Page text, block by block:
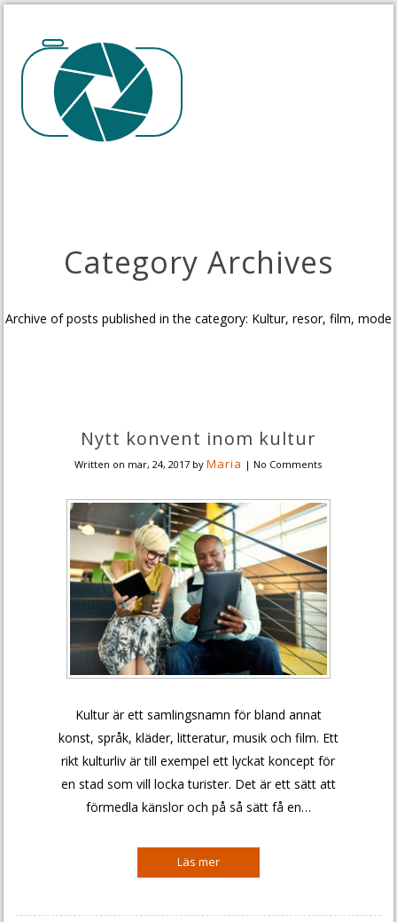
Category Archives
Archive of posts published in the category: Kultur, resor, film, mode
Nytt konvent inom kultur
Written on mar, 24, 2017 byMaria | No Comments
Kultur är ett samlingsnamn för bland annat
konst, språk, kläder, litteratur, musik och film. Ett
rikt kulturliv är till exempel ett lyckat koncept för
en stad som vill locka turister. Det är ett sätt att
förmedla känslor och på så sätt få en…